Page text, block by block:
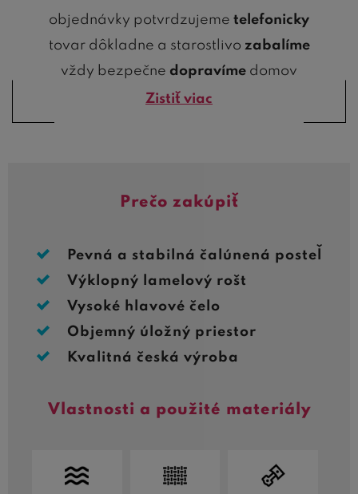
objednávky potvrdzujeme telefonicky
tovar dôkladne a starostlivo zabalíme
vždy bezpečne dopravíme domov
Zistiť viac
Prečo zakúpiť
Pevná a stabilná čalúnená posteľ
Výklopný lamelový rošt
Vysoké hlavové čelo
Objemný úložný priestor
Kvalitná česká výroba
Vlastnosti a použité materiály